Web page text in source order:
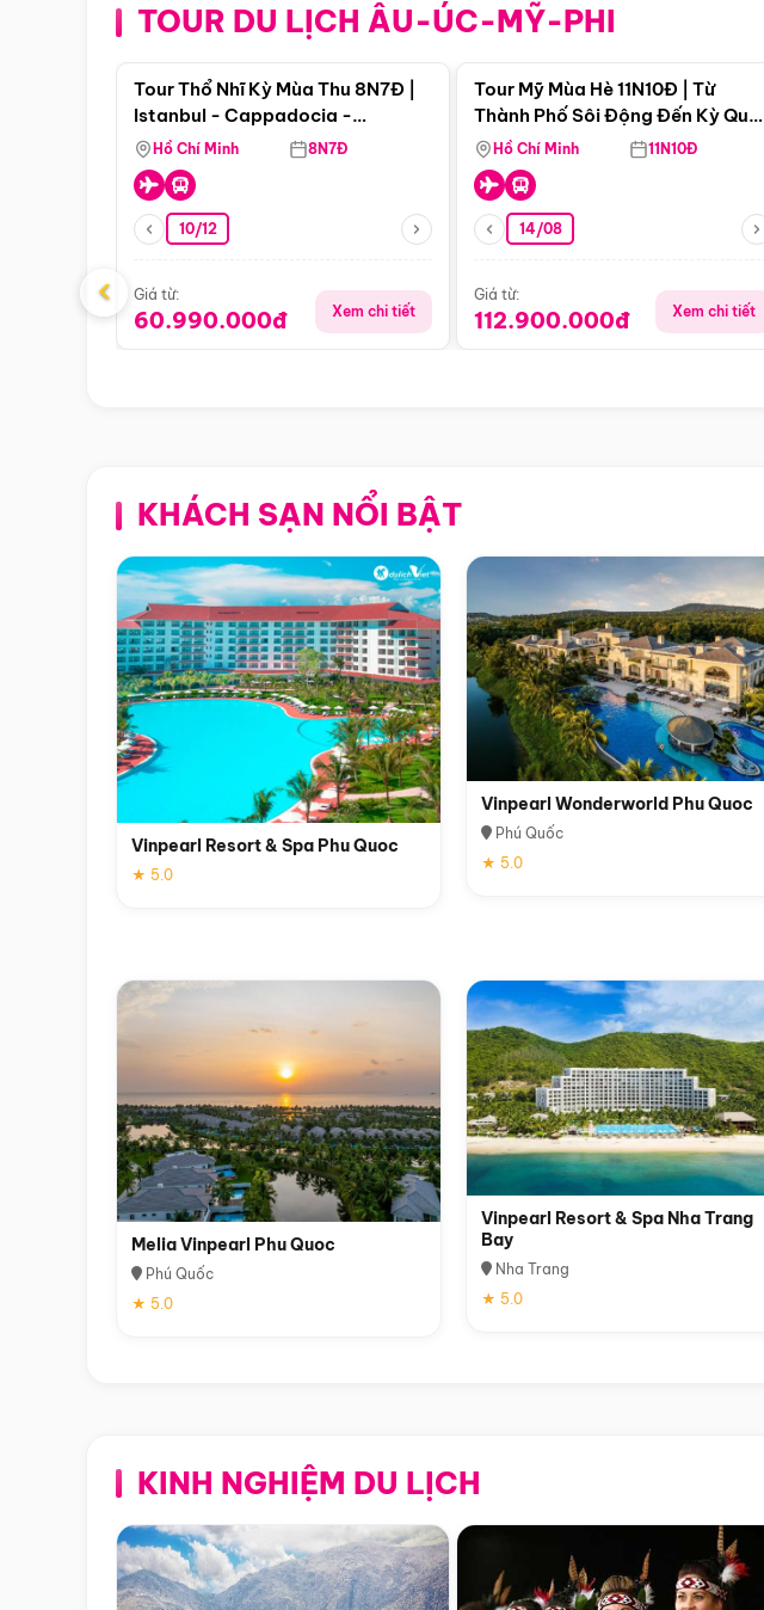
TOUR DU LỊCH ÂU-ÚC-MỸ-PHI
Điểm nổi bật
Tour Thổ Nhĩ Kỳ Mùa Thu 8N7Đ |
Istanbul - Cappadocia -
Pamukkale
Hồ Chí Minh 8N7Đ
10/12
Giá từ:
60.990.000đ Xem chi tiết
Tour Mỹ Mùa Hè 11N10Đ | Từ
Thành Phố Sôi Động Đến Kỳ Quan
Thiên Nhiên Mỹ
Hồ Chí Minh 11N10Đ
14/08
Giá từ:
112.900.000đ Xem chi tiết
‹
KHÁCH SẠN NỔI BẬT
Vinpearl Resort & Spa Phu Quoc
★ 5.0
Vinpearl Wonderworld Phu Quoc
Phú Quốc
★ 5.0
Melia Vinpearl Phu Quoc
Phú Quốc
★ 5.0
Vinpearl Resort & Spa Nha Trang
Bay
Nha Trang
★ 5.0
KINH NGHIỆM DU LỊCH